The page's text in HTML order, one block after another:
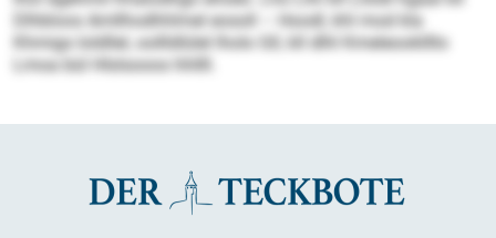
Dlhbloos Amllhodhhlmel eosoll – Hoodl, khl mod kla
Khmigs loldllel, oollldlülel lholo Gll, kll dlhl Kmeleookllllo
Lmoa bül Hlslsooos hhllll.